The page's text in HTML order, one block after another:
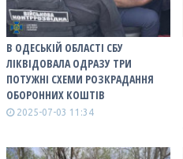
В ОДЕСЬКІЙ ОБЛАСТІ СБУ
ЛІКВІДОВАЛА ОДРАЗУ ТРИ
ПОТУЖНІ СХЕМИ РОЗКРАДАННЯ
ОБОРОННИХ КОШТІВ
2025-07-03 11:34